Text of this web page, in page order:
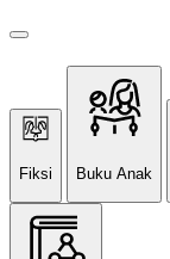
Fiksi Buku Anak